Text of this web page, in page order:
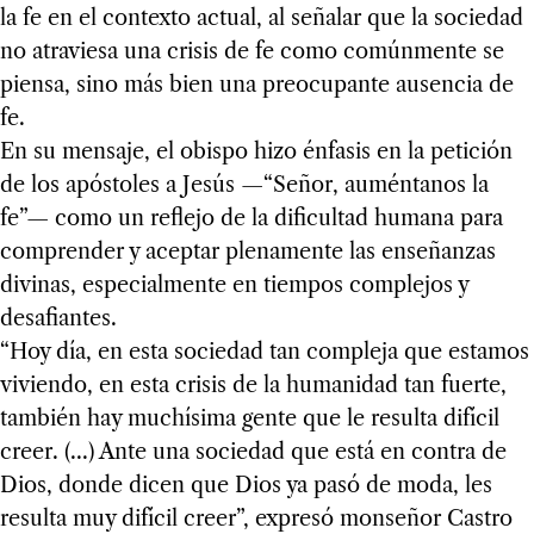
la fe en el contexto actual, al señalar que la sociedad
no atraviesa una crisis de fe como comúnmente se
piensa, sino más bien una preocupante ausencia de
fe.
En su mensaje, el obispo hizo énfasis en la petición
de los apóstoles a Jesús —“Señor, auméntanos la
fe”— como un reflejo de la dificultad humana para
comprender y aceptar plenamente las enseñanzas
divinas, especialmente en tiempos complejos y
desafiantes.
“Hoy día, en esta sociedad tan compleja que estamos
viviendo, en esta crisis de la humanidad tan fuerte,
también hay muchísima gente que le resulta difícil
creer. (...) Ante una sociedad que está en contra de
Dios, donde dicen que Dios ya pasó de moda, les
resulta muy difícil creer”, expresó monseñor Castro